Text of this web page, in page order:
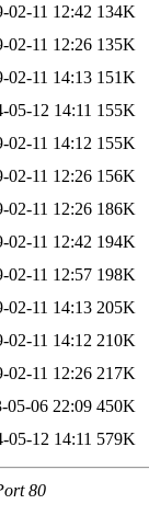
02-11 12:42 134K
02-11 12:26 135K
02-11 14:13 151K
05-12 14:11 155K
02-11 14:12 155K
02-11 12:26 156K
02-11 12:26 186K
02-11 12:42 194K
02-11 12:57 198K
02-11 14:13 205K
02-11 14:12 210K
02-11 12:26 217K
05-06 22:09 450K
05-12 14:11 579K
80